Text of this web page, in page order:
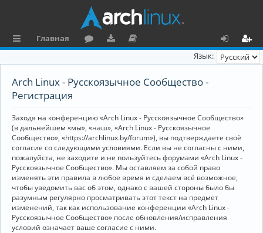
л
и
Главная
н
та
ц
и
я
х
ег
Язык:
Arch Linux - Русскоязычное Сообщество -
Регистрация
Заходя на конференцию «Arch Linux - Русскоязычное Сообщество»
(в дальнейшем «мы», «наш», «Arch Linux - Русскоязычное
Сообщество», «https://archlinux.by/forum»), вы подтверждаете своё
согласие со следующими условиями. Если вы не согласны с ними,
пожалуйста, не заходите и не пользуйтесь форумами «Arch Linux -
Русскоязычное Сообщество». Мы оставляем за собой право
изменять эти правила в любое время и сделаем всё возможное,
чтобы уведомить вас об этом, однако с вашей стороны было бы
разумным регулярно просматривать этот текст на предмет
изменений, так как использование конференции «Arch Linux -
Русскоязычное Сообщество» после обновления/исправления
условий означает ваше согласие с ними.